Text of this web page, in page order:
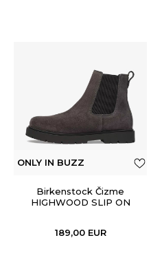
ONLY IN BUZZ
Birkenstock Čizme
HIGHWOOD SLIP ON
189,00 EUR